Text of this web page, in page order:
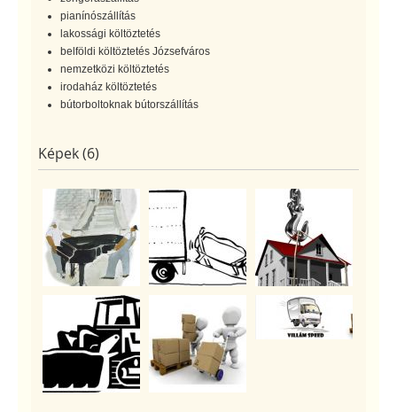
pianínószállítás
lakossági költöztetés
belföldi költöztetés Józsefváros
nemzetközi költöztetés
irodaház költöztetés
bútorboltoknak bútorszállítás
Képek (6)